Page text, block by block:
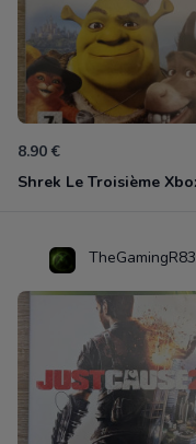
8.90 €
TheGamingR83